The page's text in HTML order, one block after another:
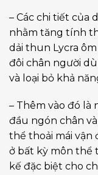
– Các chi tiết của
nhằm tăng tính
dải thun Lycra
đôi chân người
và loại bỏ khả
– Thêm vào đó là
đầu ngón chân
thể thoải mái
ở bất kỳ môn thể
kế đặc biệt cho